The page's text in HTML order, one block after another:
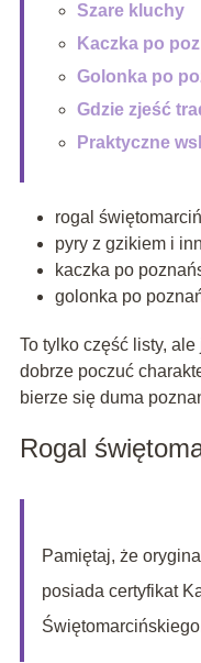
Szare kluchy
Kaczka po
Golonka po
Gdzie zjeść
Praktyczne
rogal
pyry z gzikiem i
kaczka po
golonka po
To tylko część listy,
dobrze poczuć
bierze się duma
Rogal
Pamiętaj, że
posiada certyfikat